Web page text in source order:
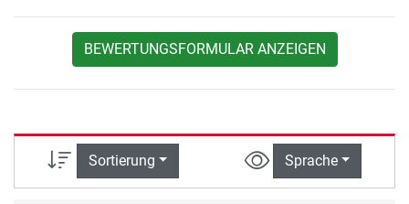
BEWERTUNGSFORMULAR ANZEIGEN
Sortierung Sprache